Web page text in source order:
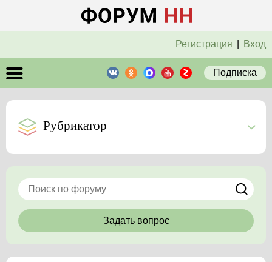
Регистрация Вход
Подписка
Рубрикатор
Задать вопрос